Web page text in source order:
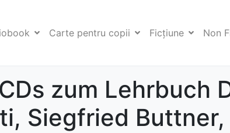
Carte pentru copii Ficţiune Non
zum Lehrbuch
Siegfried